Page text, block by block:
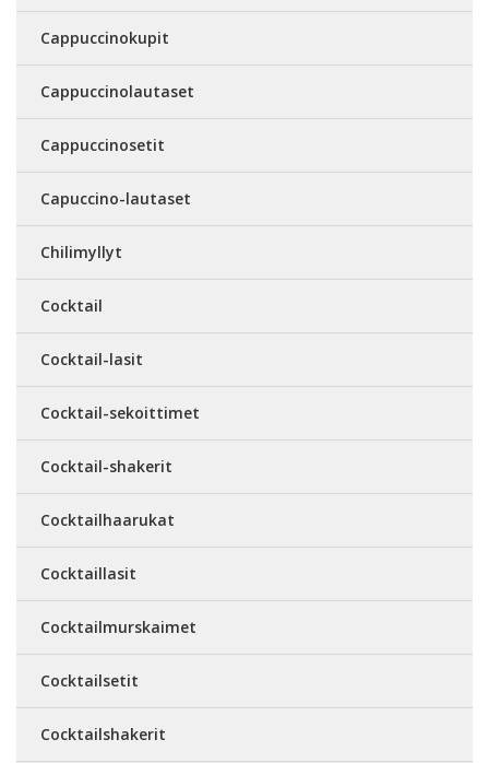
Cappuccinokupit
Cappuccinolautaset
Cappuccinosetit
Capuccino-lautaset
Chilimyllyt
Cocktail
Cocktail-lasit
Cocktail-sekoittimet
Cocktail-shakerit
Cocktailhaarukat
Cocktaillasit
Cocktailmurskaimet
Cocktailsetit
Cocktailshakerit